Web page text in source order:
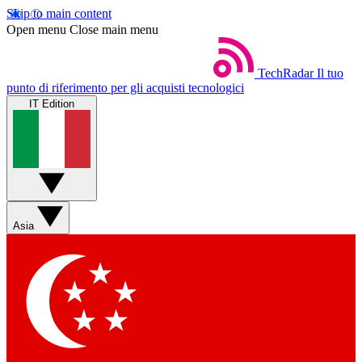
Skip to main content
Open menu Close main menu
TechRadar Il tuo
punto di riferimento per gli acquisti tecnologici
IT Edition
Asia